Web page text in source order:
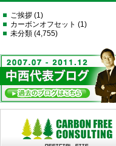
ご挨拶 (1)
カーボンオフセット (1)
未分類 (4,755)